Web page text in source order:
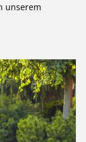
unserem